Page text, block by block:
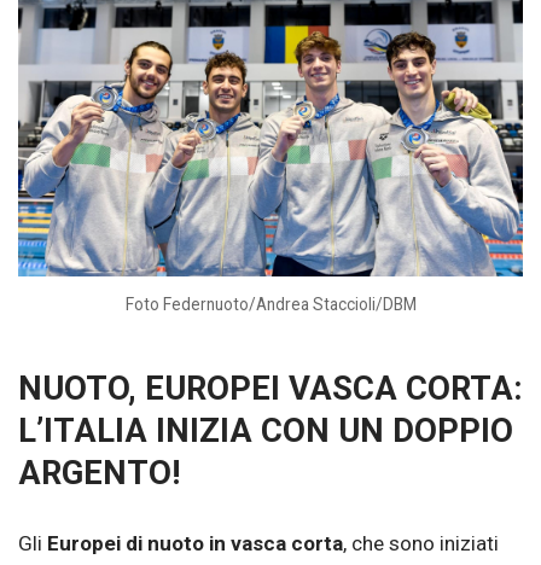
Foto Federnuoto/Andrea Staccioli/DBM
NUOTO, EUROPEI VASCA CORTA:
L’ITALIA INIZIA CON UN DOPPIO
ARGENTO!
Gli Europei di nuoto in vasca corta, che sono iniziati